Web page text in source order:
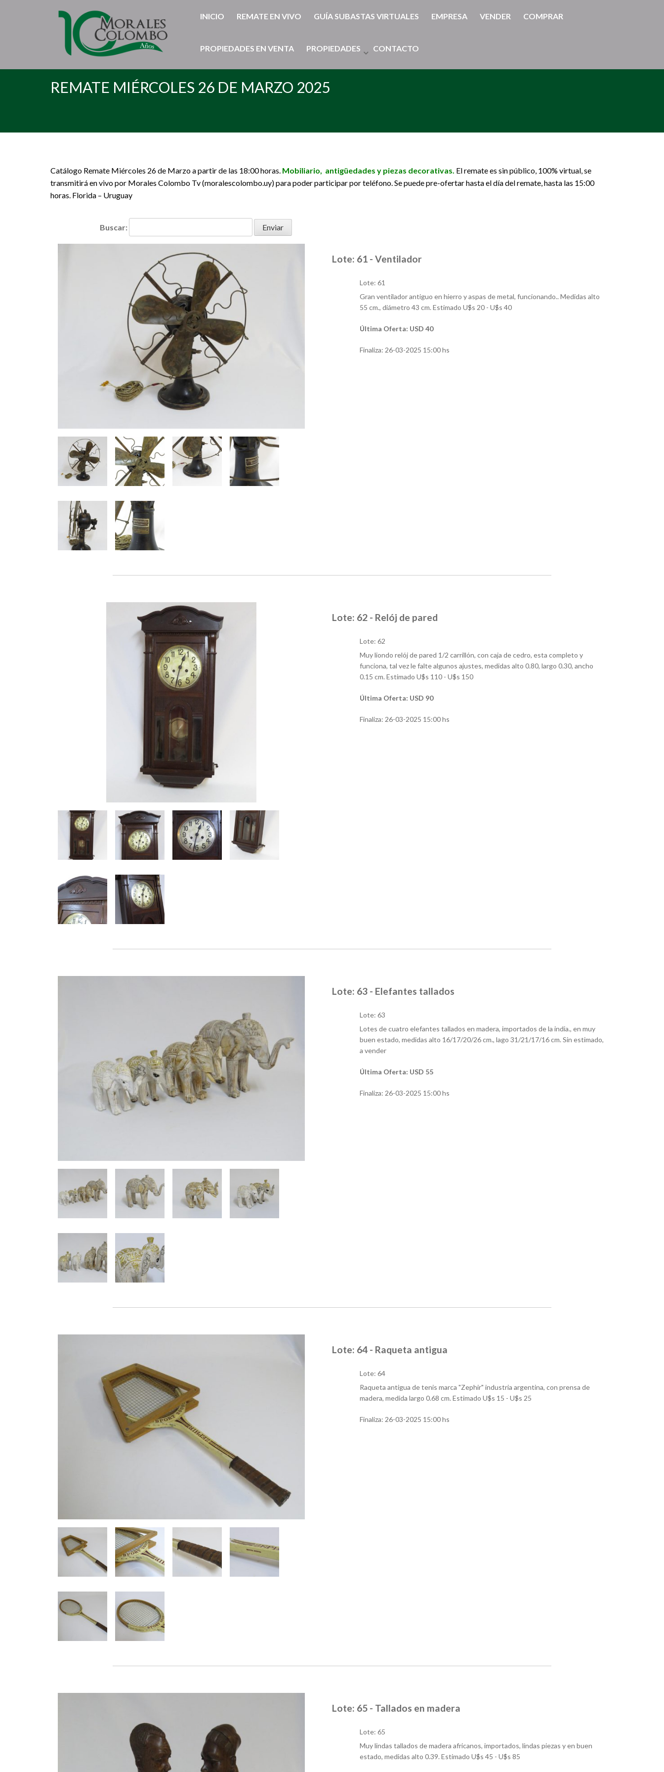
INICIO REMATE EN VIVO GUÍA SUBASTAS VIRTUALES EMPRESA VENDER COMPRAR
PROPIEDADES EN VENTA PROPIEDADES CONTACTO
REMATE MIÉRCOLES 26 DE MARZO 2025
Catálogo Remate Miércoles 26 de Marzo a partir de las 18:00 horas. Mobiliario, antigüedades y piezas decorativas. El remate es sin público, 100% virtual, se
transmitirá en vivo por Morales Colombo Tv (moralescolombo.uy) para poder participar por teléfono. Se puede pre-ofertar hasta el día del remate, hasta las 15:00
horas. Florida – Uruguay
Buscar:
Lote: 61 - Ventilador
Lote: 61
Gran ventilador antiguo en hierro y aspas de metal, funcionando.. Medidas alto
55 cm., diámetro 43 cm. Estimado U$s 20 - U$s 40
Última Oferta: USD 40
Finaliza: 26-03-2025 15:00 hs
Lote: 62 - Relój de pared
Lote: 62
Muy liondo relój de pared 1/2 carrillón, con caja de cedro, esta completo y
funciona, tal vez le falte algunos ajustes, medidas alto 0.80, largo 0.30, ancho
0.15 cm. Estimado U$s 110 - U$s 150
Última Oferta: USD 90
Finaliza: 26-03-2025 15:00 hs
Lote: 63 - Elefantes tallados
Lote: 63
Lotes de cuatro elefantes tallados en madera, importados de la india., en muy
buen estado, medidas alto 16/17/20/26 cm., lago 31/21/17/16 cm. Sin estimado,
a vender
Última Oferta: USD 55
Finaliza: 26-03-2025 15:00 hs
Lote: 64 - Raqueta antigua
Lote: 64
Raqueta antigua de tenis marca "Zephir" industria argentina, con prensa de
madera, medida largo 0.68 cm. Estimado U$s 15 - U$s 25
Finaliza: 26-03-2025 15:00 hs
Lote: 65 - Tallados en madera
Lote: 65
Muy lindas tallados de madera africanos, importados, lindas piezas y en buen
estado, medidas alto 0.39. Estimado U$s 45 - U$s 85